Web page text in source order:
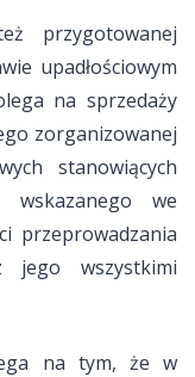
przygotowanej
upadłościowym
na sprzedaży
zorganizowanej
stanowiących
wskazanego we
przeprowadzania
jego wszystkimi
na tym, że w